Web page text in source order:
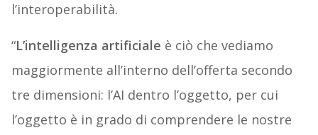
l’interoperabilità.
“L’intelligenza artificiale è ciò che vediamo
maggiormente all’interno dell’offerta secondo
tre dimensioni: l’AI dentro l’oggetto, per cui
l’oggetto è in grado di comprendere le nostre